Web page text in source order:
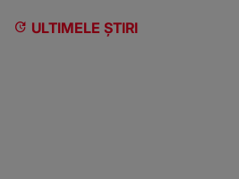
ULTIMELE ȘTIRI